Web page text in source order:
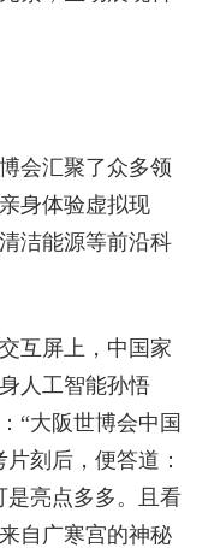
会汇聚了众多领
身体验虚拟现
洁能源等前沿科
互屏上，中国家
人工智能孙悟
“大阪世博会中国
刻后，便答道：
是亮点多多。且看
自广寒宫的神秘